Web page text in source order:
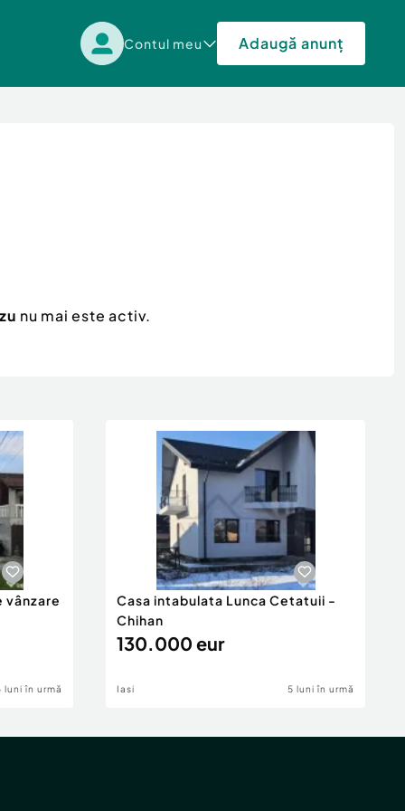
Contul meu Adaugă anunț
nu mai este activ.
vânzare
luni în urmă
Casa intabulata Lunca Cetatuii -
Chihan
130.000 eur
Iasi 5 luni în urmă